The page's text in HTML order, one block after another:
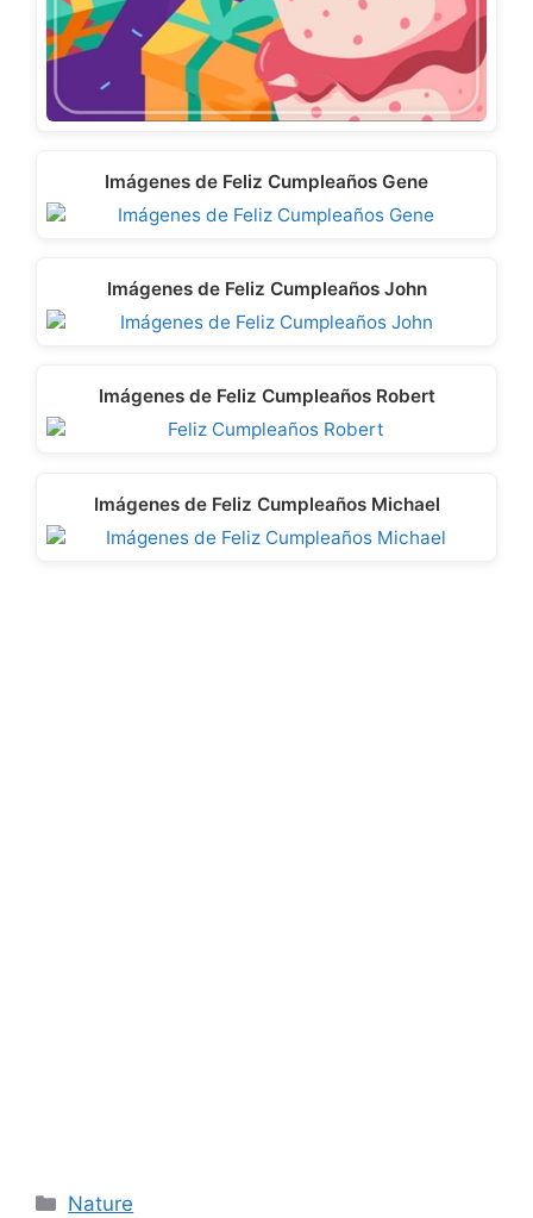
Imágenes de Feliz Cumpleaños Gene
Imágenes de Feliz Cumpleaños John
Imágenes de Feliz Cumpleaños Robert
Imágenes de Feliz Cumpleaños Michael
Categories
Nature